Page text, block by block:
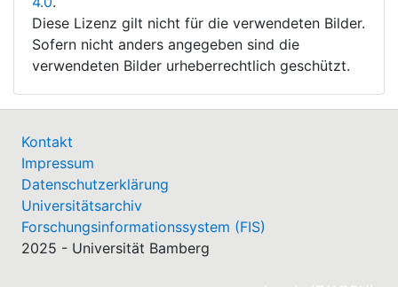
Diese Lizenz gilt nicht für die verwendeten Bilder.
Sofern nicht anders angegeben sind die
verwendeten Bilder urheberrechtlich geschützt.
Kontakt
Impressum
Datenschutzerklärung
Universitätsarchiv
Forschungsinformationssystem (FIS)
2025 - Universität Bamberg